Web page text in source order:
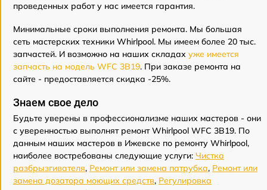
проведенных работ у нас имеется гарантия.
Минимальные сроки выполнения ремонта. Мы большая
сеть мастерских техники Whirlpool. Мы имеем более 20 тыс.
запчастей. И возможно на наших складах уже имеется
запчасть на модель WFC 3B19. При заказе ремонта на
сайте - предоставляется скидка -25%.
Знаем свое дело
Будьте уверены в профессионализме наших мастеров - они
с уверенностью выполнят ремонт Whirlpool WFC 3B19. По
данным наших мастеров в Ижевске по ремонту Whirlpool,
наиболее востребованы следующие услуги: Чистка
разбрызгивателя, Ремонт или замена патрубка, Ремонт или
замена дозатора моющих средств, Регулировка